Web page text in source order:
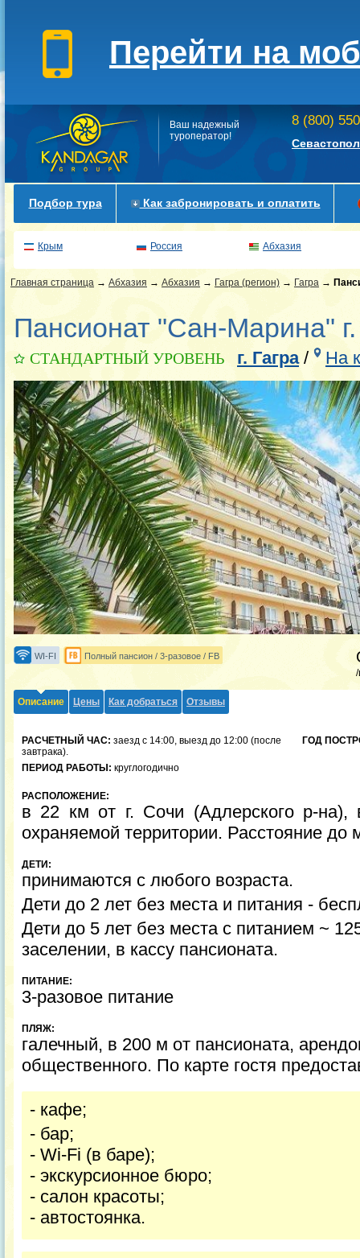
Перейти на
Ваш надежный
туроператор!
8 (800)
Подбор тура Как забронировать и оплатить
Крым Россия Абхазия
Главная страница → Абхазия → Абхазия → Гагра (регион) → Гагра →
Пансионат "Сан-Марина" г.
СТАНДАРТНЫЙ УРОВЕНЬ г. Гагра/ На
WI-FI Полный пансион / 3-разовое / FB
Описание Цены Как добраться Отзывы
РАСЧЕТНЫЙ ЧАС: заезд с 14:00, выезд до 12:00 (после
завтрака).
ГОД
ПЕРИОД РАБОТЫ: круглогодично
РАСПОЛОЖЕНИЕ:
в 22 км от г. Сочи (Адлерского р-
охраняемой территории. Расстояние до
ДЕТИ:
принимаются с любого возраста.
Дети до 2 лет без места и питания -
Дети до 5 лет без места с питанием ~
заселении, в кассу пансионата.
ПИТАНИЕ:
3-разовое питание
ПЛЯЖ:
галечный, в 200 м от пансионата,
общественного. По карте гостя
- кафе;
- бар;
- Wi-Fi (в баре);
- экскурсионное бюро;
- салон красоты;
- автостоянка.